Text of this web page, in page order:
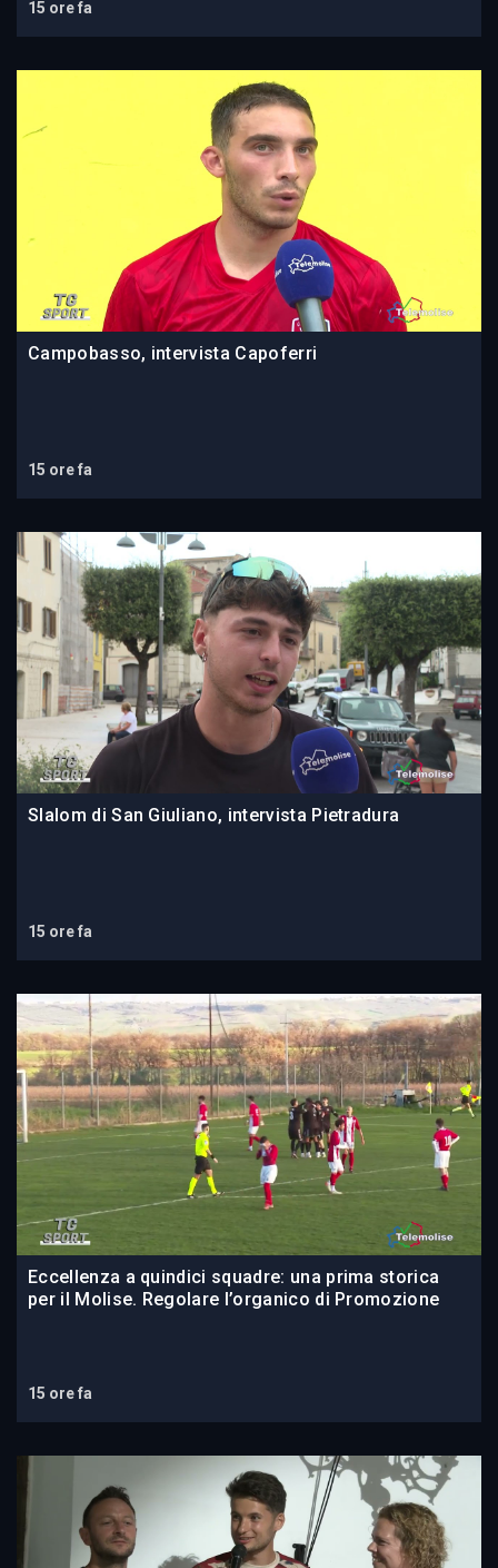
15 ore fa
Campobasso, intervista Capoferri
15 ore fa
Slalom di San Giuliano, intervista Pietradura
15 ore fa
Eccellenza a quindici squadre: una prima storica
per il Molise. Regolare l’organico di Promozione
15 ore fa